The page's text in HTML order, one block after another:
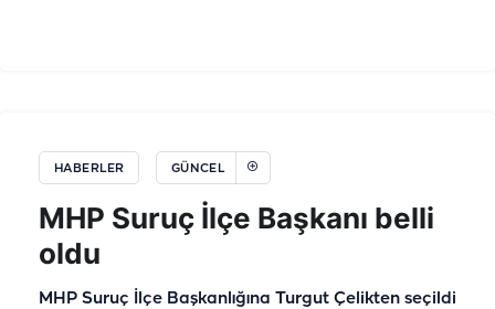
HABERLER GÜNCEL
MHP Suruç İlçe Başkanı belli
oldu
MHP Suruç İlçe Başkanlığına Turgut Çelikten seçildi